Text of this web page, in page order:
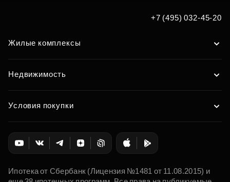
+7 (495) 032-45-20
Жилые комплексы
Недвижимость
Условия покупки
Ипотека от Сбербанк (Лицензия №1481 от 11.08.2015) и